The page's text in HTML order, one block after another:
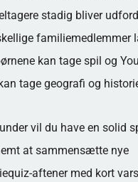
stadig bliver
familiemedlemmer
kan tage spil og
tage geografi og
vil du have en solid
at sammensætte nye
aftener med kort